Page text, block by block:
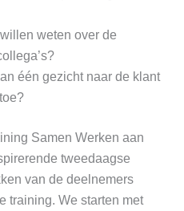
weten over de
één gezicht naar de klant
Samen Werken aan
tweedaagse
van de deelnemers
training. We starten met